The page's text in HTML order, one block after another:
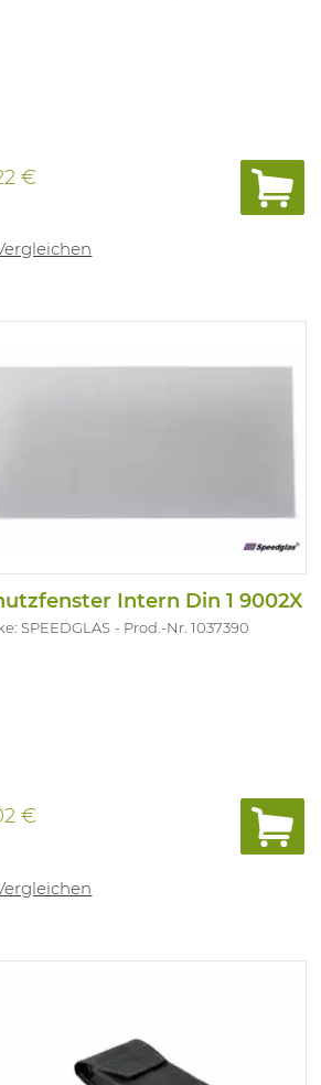
€
Intern Din 1 9002X
SPEEDGLAS Prod.-Nr. 1037390
€